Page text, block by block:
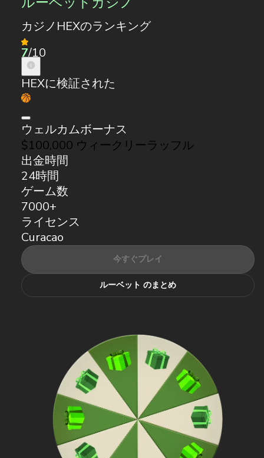
カジノHEXのランキング
7/10
HEXに検証された
ウェルカムボーナス
$100,000 ウィークリーラッフル
出金時間
24時間
ゲーム数
7000+
ライセンス
Curacao
今すぐプレイ
ルーベット のまとめ